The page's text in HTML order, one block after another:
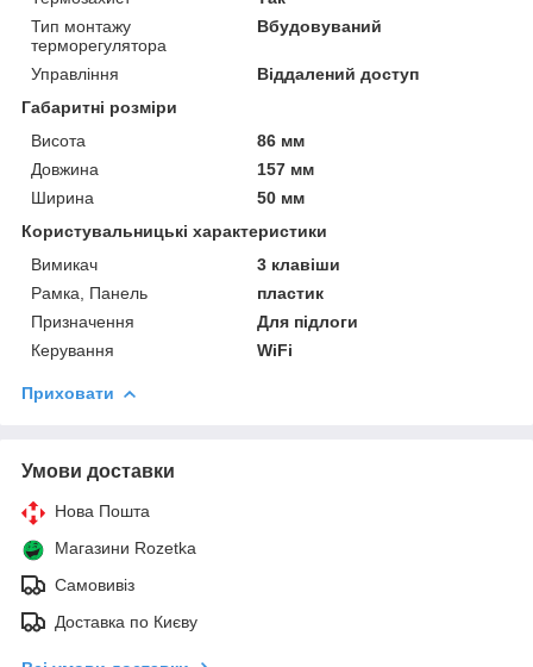
Тип монтажу
терморегулятора
Вбудовуваний
Управління
Віддалений доступ
Габаритні розміри
Висота
86 мм
Довжина
157 мм
Ширина
50 мм
Користувальницькі характеристики
Вимикач
3 клавіши
Рамка, Панель
пластик
Призначення
Для підлоги
Керування
WiFi
Приховати
Умови доставки
Нова Пошта
Магазини Rozetka
Самовивіз
Доставка по Києву